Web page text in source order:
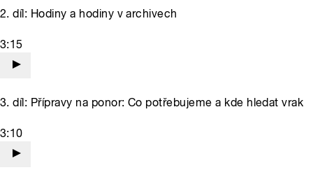
2. díl: Hodiny a hodiny v archivech
3:15
3. díl: Přípravy na ponor: Co potřebujeme a kde hledat vrak
3:10